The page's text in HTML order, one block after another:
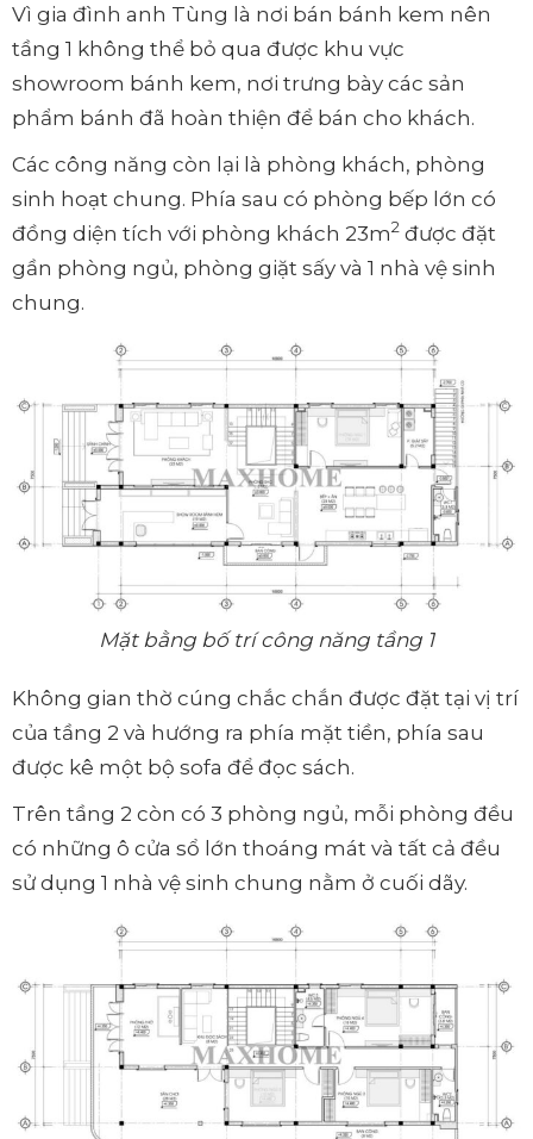
Vì gia đình anh Tùng là nơi bán bánh kem nên
tầng 1 không thể bỏ qua được khu vực
showroom bánh kem, nơi trưng bày các sản
phẩm bánh đã hoàn thiện để bán cho khách.
Các công năng còn lại là phòng khách, phòng
sinh hoạt chung. Phía sau có phòng bếp lớn có
đồng diện tích với phòng khách 23m2 được đặt
gần phòng ngủ, phòng giặt sấy và 1 nhà vệ sinh
chung.
Mặt bằng bố trí công năng tầng 1
Không gian thờ cúng chắc chắn được đặt tại vị trí
của tầng 2 và hướng ra phía mặt tiền, phía sau
được kê một bộ sofa để đọc sách.
Trên tầng 2 còn có 3 phòng ngủ, mỗi phòng đều
có những ô cửa sổ lớn thoáng mát và tất cả đều
sử dụng 1 nhà vệ sinh chung nằm ở cuối dãy.